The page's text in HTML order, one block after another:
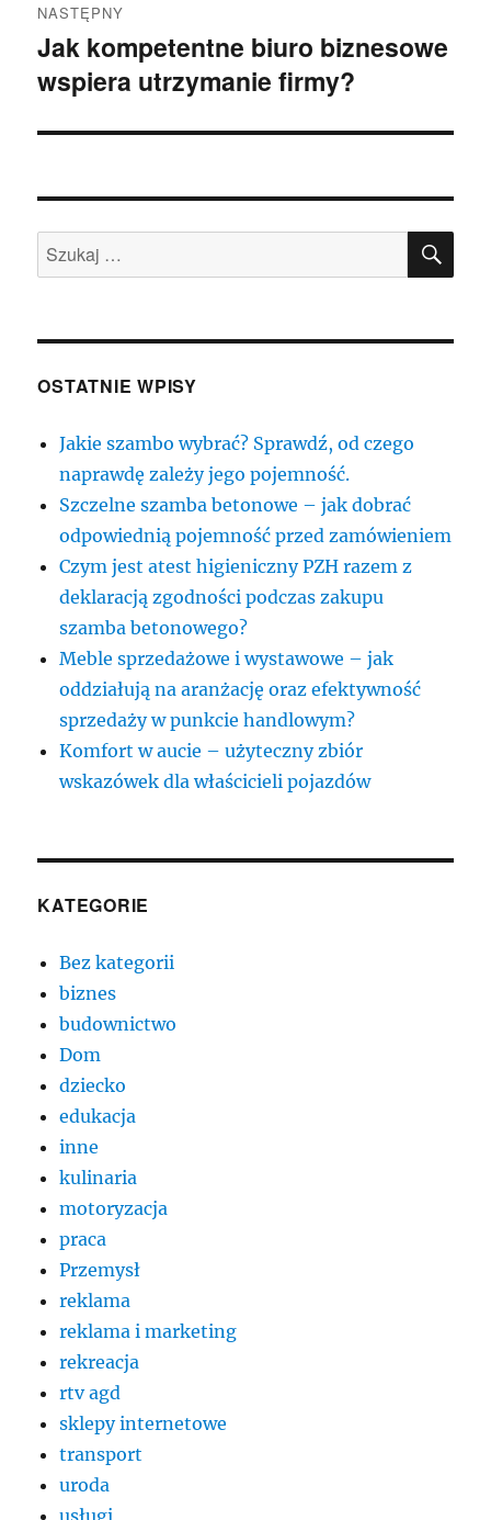
NASTĘPNY
Następny
wpis:
Jak kompetentne biuro biznesowe
wspiera utrzymanie firmy?
Szukaj:
OSTATNIE WPISY
Jakie szambo wybrać? Sprawdź, od czego
naprawdę zależy jego pojemność.
Szczelne szamba betonowe – jak dobrać
odpowiednią pojemność przed zamówieniem
Czym jest atest higieniczny PZH razem z
deklaracją zgodności podczas zakupu
szamba betonowego?
Meble sprzedażowe i wystawowe – jak
oddziałują na aranżację oraz efektywność
sprzedaży w punkcie handlowym?
Komfort w aucie – użyteczny zbiór
wskazówek dla właścicieli pojazdów
KATEGORIE
Bez kategorii
biznes
budownictwo
Dom
dziecko
edukacja
inne
kulinaria
motoryzacja
praca
Przemysł
reklama
reklama i marketing
rekreacja
rtv agd
sklepy internetowe
transport
uroda
usługi